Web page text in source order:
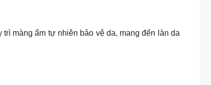
màng ẩm tự nhiên bảo vệ da, mang đến làn da